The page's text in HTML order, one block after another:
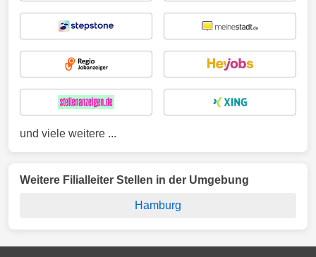
und viele weitere ...
Weitere Filialleiter Stellen in der Umgebung
Hamburg